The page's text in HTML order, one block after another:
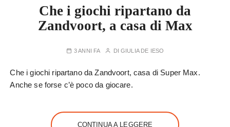
Che i giochi ripartano da
Zandvoort, a casa di Max
3 ANNI FA DI GIULIA DE IESO
Che i giochi ripartano da Zandvoort, casa di Super Max.
Anche se forse c’è poco da giocare.
CONTINUA A LEGGERE